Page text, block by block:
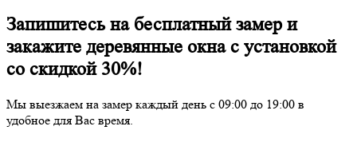
Запишитесь на бесплатный замер и
закажите деревянные окна с установкой
со скидкой 30%!
Мы выезжаем на замер каждый день с 09:00 до 19:00 в
удобное для Вас время.